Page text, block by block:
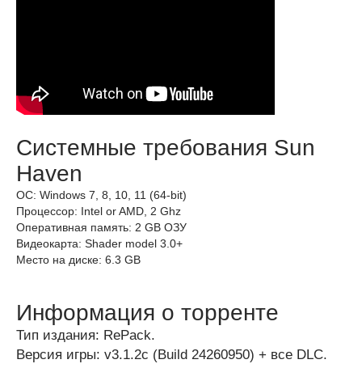
Системные требования Sun
Haven
ОС: Windows 7, 8, 10, 11 (64-bit)
Процессор: Intel or AMD, 2 Ghz
Оперативная память: 2 GB ОЗУ
Видеокарта: Shader model 3.0+
Место на диске: 6.3 GB
Информация о торренте
Тип издания: RePack.
Версия игры: v3.1.2c (Build 24260950) + все DLC.